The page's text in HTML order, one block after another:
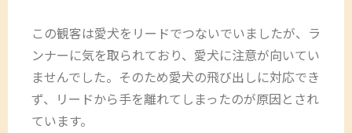
この観客は愛犬をリードでつないでいましたが、ラ
ンナーに気を取られており、愛犬に注意が向いてい
ませんでした。そのため愛犬の飛び出しに対応でき
ず、リードから手を離れてしまったのが原因とされ
ています。